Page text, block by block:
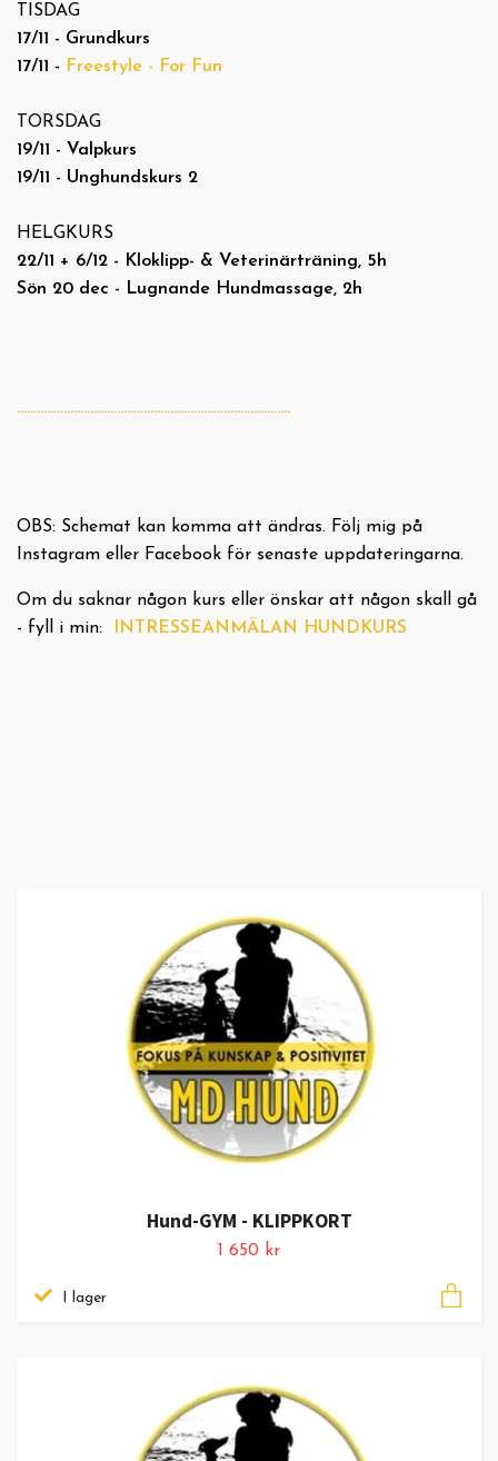
TISDAG
17/11 - Grundkurs
17/11 - Freestyle - For Fun
TORSDAG
19/11 - Valpkurs
19/11 - Unghundskurs 2
HELGKURS
22/11 + 6/12 - Kloklipp- & Veterinärträning, 5h
Sön 20 dec - Lugnande Hundmassage, 2h
..................................................................................
OBS: Schemat kan komma att ändras. Följ mig på
Instagram eller Facebook för senaste uppdateringarna.
Om du saknar någon kurs eller önskar att någon skall gå
- fyll i min:
INTRESSEANMÄLAN HUNDKURS
Hund-GYM - KLIPPKORT
1 650 kr
I lager